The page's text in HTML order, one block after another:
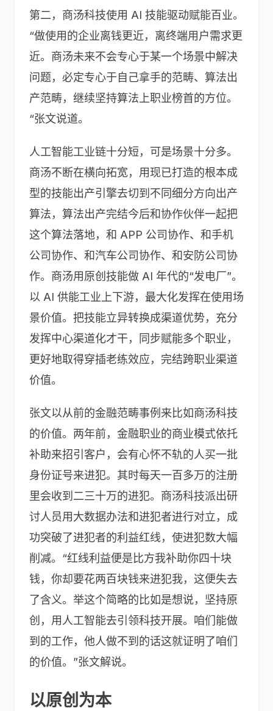
第二，商汤科技使用 AI 技能驱动赋能百业。
“做使用的企业离钱更近，离终端用户需求更
近。商汤未来不会专心于某一个场景中解决
问题，必定专心于自己拿手的范畴、算法出
产范畴，继续坚持算法上职业榜首的方位。
“张文说道。
人工智能工业链十分短，可是场景十分多。
商汤不断在横向拓宽，用现已打造的根本成
型的技能出产引擎去切到不同细分方向出产
算法，算法出产完结今后和协作伙伴一起把
这个算法落地，和 APP 公司协作、和手机
公司协作、和汽车公司协作、和安防公司协
作。商汤用原创技能做 AI 年代的“发电厂”。
以 AI 供能工业上下游，最大化发挥在使用场
景价值。把技能立异转换成渠道优势，充分
发挥中心渠道化才干，同步赋能多个职业，
更好地取得穿插老练效应，完结跨职业渠道
价值。
张文以从前的金融范畴事例来比如商汤科技
的价值。两年前，金融职业的商业模式依托
补助来招引客户，会有心怀不轨的人买一批
身份证号来进犯。其时每天一百多万的注册
里会收到二三十万的进犯。商汤科技派出研
讨人员用大数据办法和进犯者进行对立，成
功突破了进犯者的利益红线，使进犯数大幅
削减。“红线利益便是比方我补助你四十块
钱，你却要花两百块钱来进犯我，这便失去
了含义。举这个简略的比如是想说，坚持原
创，用人工智能去引领科技开展。咱们能做
到的工作，他人做不到的话这就证明了咱们
的价值。”张文解说。
以原创为本